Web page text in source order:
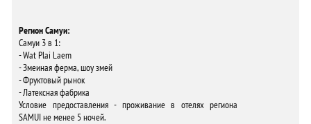
Регион Самуи:
Самуи 3 в 1:
- Wat Plai Laem
- Змеиная ферма, шоу змей
- Фруктовый рынок
- Латексная фабрика
Условие предоставления - проживание в отелях региона
SAMUI не менее 5 ночей.